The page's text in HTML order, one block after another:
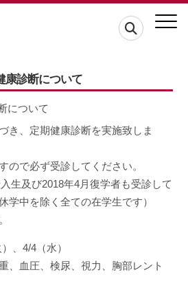
康診断について
について
き、定期健康診断を実施致しま
ので必ず受診してください。
生及び2018年4月復学者も受診して
学中を除く全ての在学生です）
、4/4（水）
、血圧、検尿、視力、胸部レント